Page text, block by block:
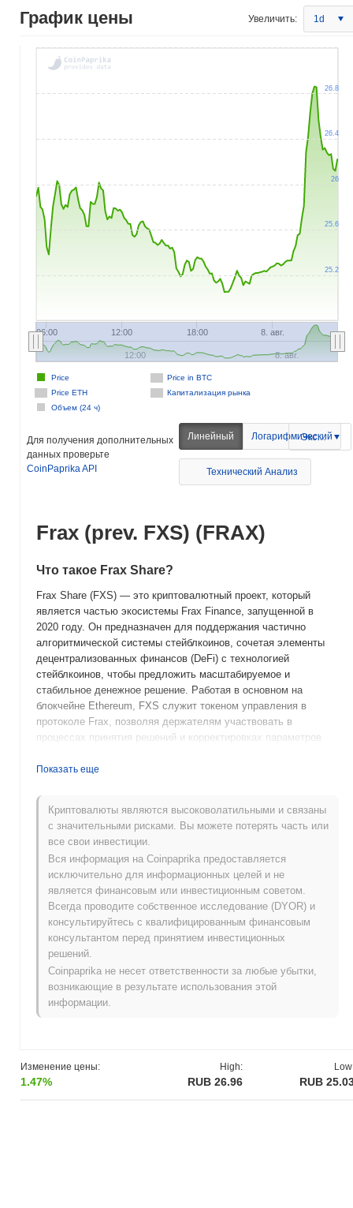
График цены Увеличить: 1d
Изменение цены:
1.47%
High:
RUB 26.96 RUB
06:00 12:00 18:00 8. авг.
Price in BTC
Price ETH
Капитализация рынка
Объем (24 ч)
Price
12:00 8. авг.
25.2
25.6
26
26.4
26.8
Для получения дополнительных
данных проверьте
CoinPaprika API
Линейный Логарифмический
Экспорт
Технический Анализ
Frax (prev. FXS) (FRAX)
Что такое Frax Share?
Frax Share (FXS) — это криптовалютный проект, который
является частью экосистемы Frax Finance, запущенной в
2020 году. Он предназначен для поддержания частично
алгоритмической системы стейблкоинов, сочетая элементы
децентрализованных финансов (DeFi) с технологией
стейблкоинов, чтобы предложить масштабируемое и
стабильное денежное решение. Работая в основном на
блокчейне Ethereum, FXS служит токеном управления в
протоколе Frax, позволяя держателям участвовать в
процессах принятия решений и корректировках параметров
стабильности и функционировании стейблкоина Frax (FRAX),
Эта модель с двумя токенами, состоящая из FXS и FRAX,
является центральной для уникального подхода протокола к
эмиссии стейблкоинов, где FXS помогает динамически
управлять соотношением залога. Frax Share выделяется
благодаря своей инновационной гибридной модели, которая
сочетает алгоритмические механизмы с основанной на залоге
стабильностью, позиционируя его как значимого игрока в
секторах DeFi и стейблкоинов.
Когда и как начался Frax Share?
Frax Share возник в декабре 2020 года, когда команда Frax
Finance, возглавляемая основателем Сэмом Каземианом,
представила проект. Белая книга, описывающая
инновационный протокол стейблкоинов, была выпущена до
общественности взаимодействовать с протоколом.
Первоначальное распределение токена Frax Share (FXS) было
Показать еще
Криптовалюты являются высоковолатильными и связаны
с значительными рисками. Вы можете потерять часть или
все свои инвестиции.
Вся информация на Coinpaprika предоставляется
исключительно для информационных целей и не
является финансовым или инвестиционным советом.
Всегда проводите собственное исследование (DYOR) и
консультируйтесь с квалифицированным финансовым
консультантом перед принятием инвестиционных
решений.
Coinpaprika не несет ответственности за любые убытки,
возникающие в результате использования этой
информации.